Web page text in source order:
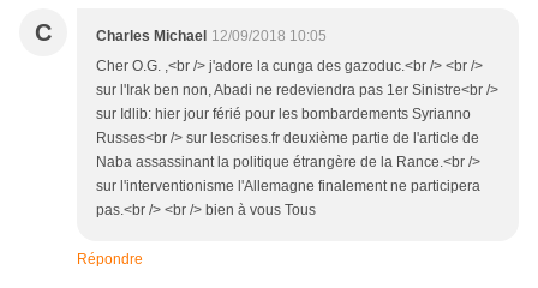
C Charles Michael 12/09/2018 10:05
Cher O.G. ,<br /> j'adore la cunga des gazoduc.<br /> <br />
sur l'Irak ben non, Abadi ne redeviendra pas 1er Sinistre<br />
sur Idlib: hier jour férié pour les bombardements Syrianno
Russes<br /> sur lescrises.fr deuxième partie de l'article de
Naba assassinant la politique étrangère de la Rance.<br />
sur l'interventionisme l'Allemagne finalement ne participera
pas.<br /> <br /> bien à vous Tous
Répondre